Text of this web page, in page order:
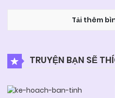
Tải thêm
TRUYỆN BẠN SẼ